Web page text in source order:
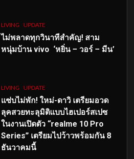
LIVING UPDATE
ไม่พลาดทุกวินาทีสำคัญ! สาม
หนุ่มบ้าน vivo ‘หยิ่น – วอร์ – มีน’
LIVING UPDATE
แซ่บไม่พัก! ใหม่-ดาวิ เตรียมอวด
ลุคสวยทะลุมิติแบบไฮเปอร์สเปซ
ในงานเปิดตัว “realme 10 Pro
Series” เตรียมไปว้าวพร้อมกัน 8
ธันวาคมนี้